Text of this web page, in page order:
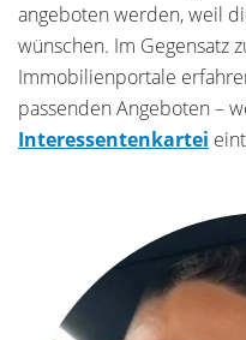
angeboten werden, weil
wünschen. Im Gegensatz
Immobilienportale
passenden Angeboten –
Interessentenkartei